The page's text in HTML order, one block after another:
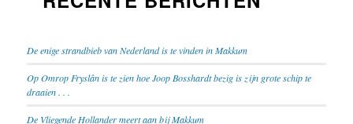
De enige strandbieb van Nederland is te vinden in Makkum
Op Omrop Fryslân is te zien hoe Joop Bosshardt bezig is zijn grote schip te
draaien . . .
De Vliegende Hollander meert aan bij Makkum